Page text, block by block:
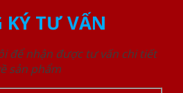
KÝ TƯ VẤN
để nhận được tư vấn chi tiết
sản phẩm